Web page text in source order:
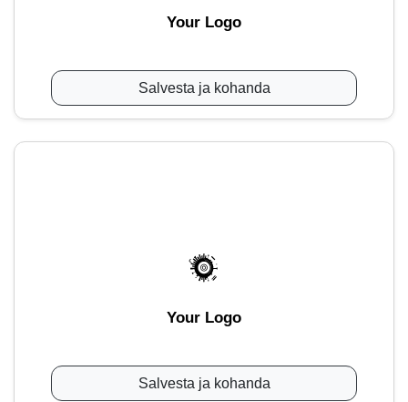
Your Logo
Salvesta ja kohanda
Your Logo
Salvesta ja kohanda